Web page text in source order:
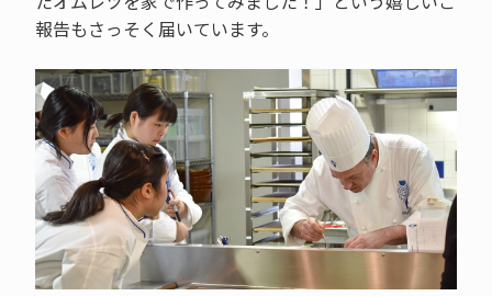
報告もさっそく届いています。